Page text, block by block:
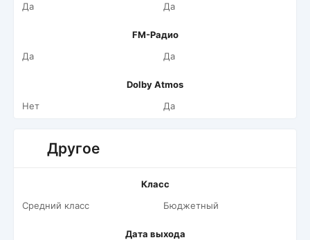
Да
Да
FM-Радио
Да
Да
Dolby Atmos
Нет
Да
Другое
Класс
Средний класс
Бюджетный
Дата выхода